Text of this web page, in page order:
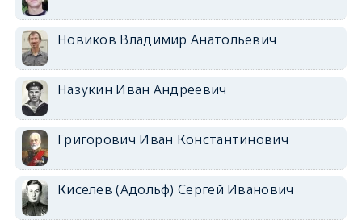
Новиков Владимир Анатольевич
Назукин Иван Андреевич
Григорович Иван Константинович
Киселев (Адольф) Сергей Иванович